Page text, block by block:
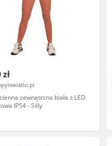
zewnętrzna biała z LED
IP54 - Silly